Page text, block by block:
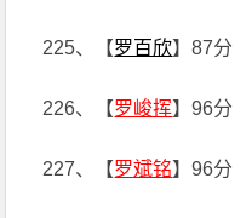
225、【罗百欣】87分
226、【罗峻挥】96分
227、【罗斌铭】96分